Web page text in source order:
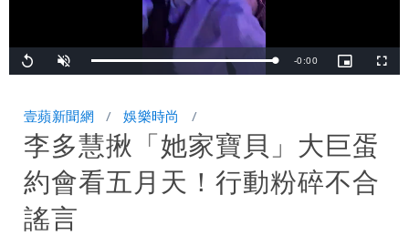
Replay Unmute Loaded:
100.00%
Remaining
-0:00
Picture-
in-
壹蘋新聞網 娛樂時尚
李多慧揪「她家寶貝」大巨蛋
約會看五月天！行動粉碎不合
謠言